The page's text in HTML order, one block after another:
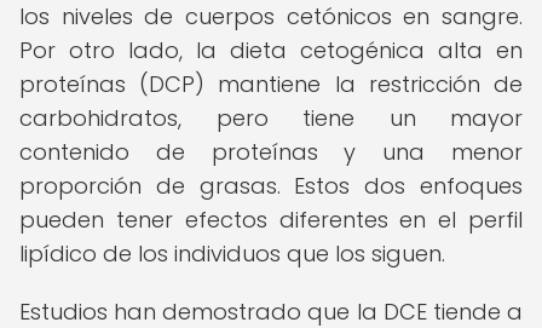
los niveles de cuerpos cetónicos en sangre.
Por otro lado, la dieta cetogénica alta en
proteínas (DCP) mantiene la restricción de
carbohidratos, pero tiene un mayor
contenido de proteínas y una menor
proporción de grasas. Estos dos enfoques
pueden tener efectos diferentes en el perfil
lipídico de los individuos que los siguen.
Estudios han demostrado que la DCE tiende a